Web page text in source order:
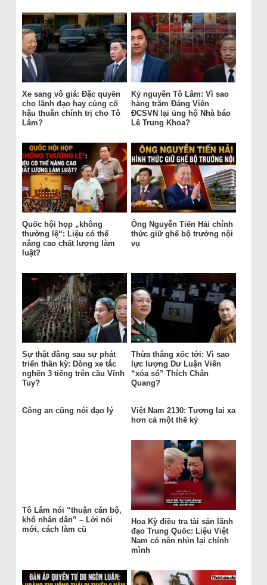
Xe sang vô giá: Đặc quyền
cho lãnh đạo hay củng cố
hậu thuẫn chính trị cho Tô
Lâm?
Kỷ nguyên Tô Lâm: Vì sao
hàng trăm Đảng Viên
ĐCSVN lại ủng hộ Nhà báo
Lê Trung Khoa?
Quốc hội họp „không
thường lệ“: Liệu có thể
nâng cao chất lượng làm
luật?
Ông Nguyễn Tiến Hải chính
thức giữ ghế bộ trưởng nội
vụ
Sự thật đằng sau sự phát
triển thần kỳ: Dòng xe tắc
nghẽn 3 tiếng trên cầu Vĩnh
Tuy?
Thừa thắng xốc tới: Vì sao
lực lượng Dư Luận Viên
“xóa sổ” Thích Chân
Quang?
Công an cũng nói đạo lý
Việt Nam 2130: Tương lai xa
hơn cả một thế kỷ
Tô Lâm nói “thuận cán bộ,
khổ nhân dân” – Lời nói
mới, cách làm cũ
Hoa Kỳ điều tra tài sản lãnh
đạo Trung Quốc: Liệu Việt
Nam có nên nhìn lại chính
mình